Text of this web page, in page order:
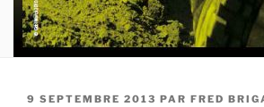
PUBLIÉ
9 SEPTEMBRE 2013 PAR FRED